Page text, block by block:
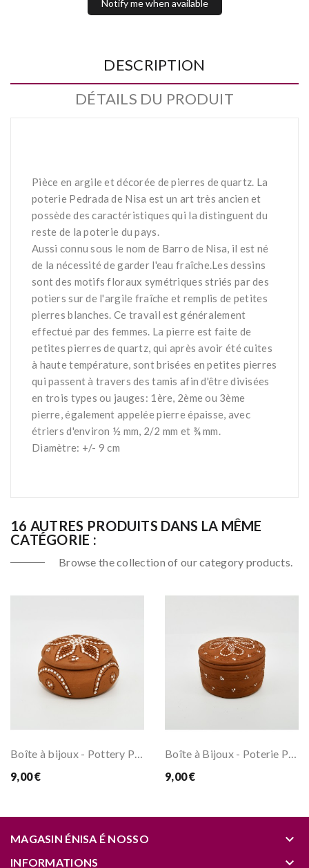
Notify me when available
DESCRIPTION
DÉTAILS DU PRODUIT
Pièce en argile et décorée de pierres de quartz. La
poterie Pedrada de Nisa est un art très ancien et
possède des caractéristiques qui la distinguent du
reste de la poterie du pays.
Aussi connu sous le nom de Barro de Nisa, il est né
de la nécessité de garder l'eau fraîche.Les dessins
sont des motifs floraux symétriques striés par des
potiers sur de l'argile fraîche et remplis de petites
pierres blanches. Ce travail est généralement
effectué par des femmes. La pierre est faite de
petites pierres de quartz, qui après avoir été cuites
à haute température, sont brisées en petites pierres
qui passent à travers des tamis afin d'être divisées
en trois types ou jauges: 1ère, 2ème ou 3ème
pierre, également appelée pierre épaisse, avec
étriers d'environ ½ mm, 2/2 mm et ¾ mm.
Diamètre: +/- 9 cm
16 AUTRES PRODUITS DANS LA MÊME
CATÉGORIE :
Browse the collection of our category products.
9,00 €
9,00 €
MAGASIN ÉNISA É NOSSO keyboard_arrow_down
INFORMATIONS keyboard_arrow_down